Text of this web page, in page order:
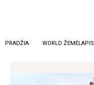
PRADŽIA WORLD ŽEMĖLAPIS